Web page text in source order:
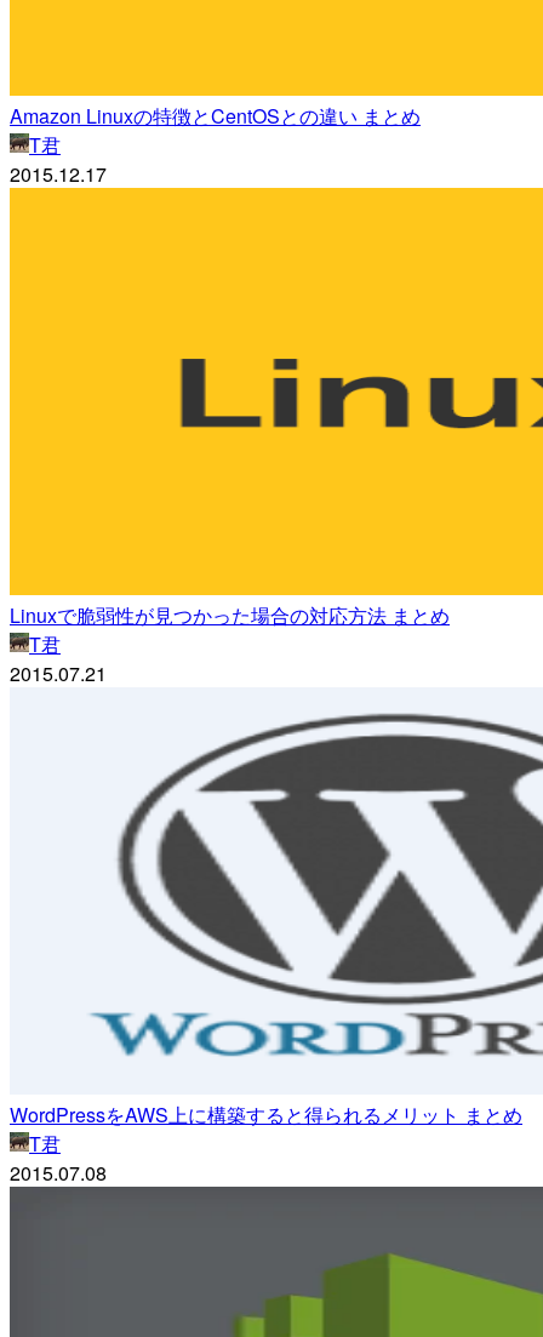
Amazon Linuxの特徴とCentOSとの違い まとめ
T君
2015.12.17
Linuxで脆弱性が見つかった場合の対応方法 まとめ
T君
2015.07.21
WordPressをAWS上に構築すると得られるメリット まとめ
T君
2015.07.08